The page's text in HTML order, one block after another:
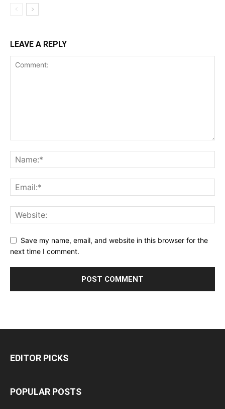
LEAVE A REPLY
Save my name, email, and website in this browser for the
next time I comment.
EDITOR PICKS
POPULAR POSTS